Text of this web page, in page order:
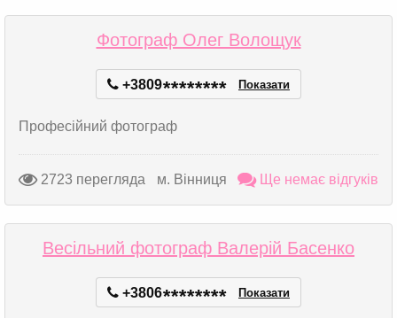
Фотограф Олег Волощук
+3809******** Показати
Професійний фотограф
2723 перегляда м. Вінниця Ще немає відгуків
Весільний фотограф Валерій Басенко
+3806******** Показати